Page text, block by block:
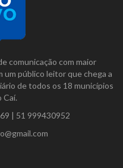
comunicação com maior
um público leitor que chega a
de todos os 18 municípios
Caí.
51 999430952